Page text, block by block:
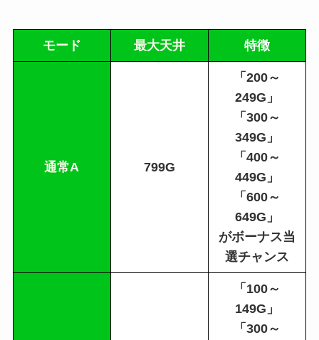
モード 最大天井 特徴
通常A 799G
「200～
249G」
「300～
349G」
「400～
449G」
「600～
649G」
がボーナス当
選チャンス
「100～
149G」
「300～